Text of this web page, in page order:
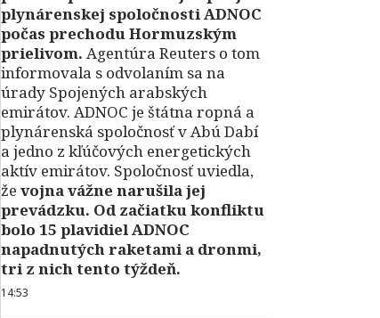
plynárenskej spoločnosti ADNOC
počas prechodu Hormuzským
prielivom. Agentúra Reuters o tom
informovala s odvolaním sa na
úrady Spojených arabských
emirátov. ADNOC je štátna ropná a
plynárenská spoločnosť v Abú Dabí
a jedno z kľúčových energetických
aktív emirátov. Spoločnosť uviedla,
že vojna vážne narušila jej
prevádzku. Od začiatku konfliktu
bolo 15 plavidiel ADNOC
napadnutých raketami a dronmi,
tri z nich tento týždeň.
14:53